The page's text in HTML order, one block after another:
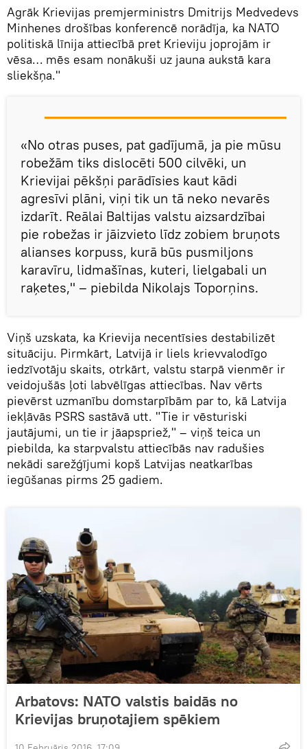
Agrāk Krievijas premjerministrs Dmitrijs Medvedevs
Minhenes drošības konferencē norādīja, ka NATO
politiskā līnija attiecībā pret Krieviju joprojām ir
vēsa… mēs esam nonākuši uz jauna aukstā kara
sliekšņa."
«No otras puses, pat gadījumā, ja pie mūsu
robežām tiks dislocēti 500 cilvēki, un
Krievijai pēkšņi parādīsies kaut kādi
agresīvi plāni, viņi tik un tā neko nevarēs
izdarīt. Reālai Baltijas valstu aizsardzībai
pie robežas ir jāizvieto līdz zobiem bruņots
alianses korpuss, kurā būs pusmiljons
karavīru, lidmašīnas, kuteri, lielgabali un
raķetes," – piebilda Nikolajs Toporņins.
Viņš uzskata, ka Krievija necentīsies destabilizēt
situāciju. Pirmkārt, Latvijā ir liels krievvalodīgo
iedzīvotāju skaits, otrkārt, valstu starpā vienmēr ir
veidojušās ļoti labvēlīgas attiecības. Nav vērts
pievērst uzmanību domstarpībām par to, kā Latvija
iekļāvās PSRS sastāvā utt. "Tie ir vēsturiski
jautājumi, un tie ir jāapspriež," – viņš teica un
piebilda, ka starpvalstu attiecībās nav radušies
nekādi sarežģījumi kopš Latvijas neatkarības
iegūšanas pirms 25 gadiem.
Arbatovs: NATO valstis baidās no
Krievijas bruņotajiem spēkiem